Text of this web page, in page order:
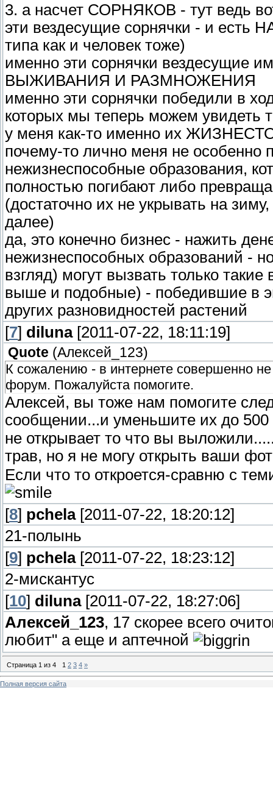
3. а насчет СОРНЯКОВ - тут ведь
эти вездесущие сорнячки - и
типа как и человек тоже)
именно эти сорнячки вездесущие
ВЫЖИВАНИЯ И РАЗМНОЖЕНИЯ
именно эти сорнячки победили в
которых мы теперь можем увидеть
у меня как-то именно их
почему-то лично меня не особенно
нежизнеспособные образования,
полностью погибают либо
(достаточно их не укрывать на
далее)
да, это конечно бизнес - нажить
нежизнеспособных
взгляд) могут вызвать только
выше и подобные) - победившие в
других разновидностей растений
[7] diluna[2011-07-22, 18:11:19]
Quote (Алексей_123)
К сожалению - в интернете совершенно
форум. Пожалуйста помогите.
Алексей, вы тоже нам помогите
сообщении...и уменьшите их до
не открывает то что вы
трав, но я не могу открыть ваши
Если что то откроется-сравню с
[8] pchela[2011-07-22, 18:20:12]
21-полынь
[9] pchela[2011-07-22, 18:23:12]
2-мискантус
[10] diluna[2011-07-22, 18:27:06]
Алексей_123, 17 скорее всего
любит" а еще и аптечной
Страница 1 из 4 1 2 3 4 »
Полная версия сайта